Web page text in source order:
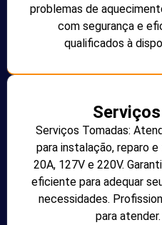
problemas de
com segurança e
qualificados à
Serviços Tomadas:
para instalação, reparo
20A, 127V e 220V.
eficiente para adequar
necessidades.
para